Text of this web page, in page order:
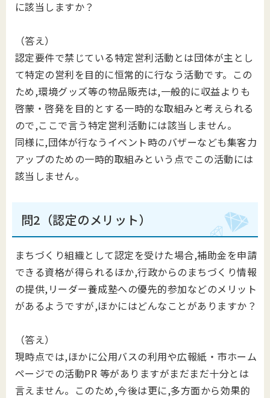
に該当しますか？
（答え）
認定要件で禁じている特定営利活動とは団体が主とし
て特定の営利を目的に恒常的に行なう活動です。この
ため,環境グッズ等の物品販売は,一般的に収益よりも
啓蒙・啓発を目的とする一時的な取組みと考えられる
ので,ここで言う特定営利活動には該当しません。
同様に,団体が行なうイベント時のバザーなども集客力
アップのための一時的取組みという点でこの活動には
該当しません。
問2（認定のメリット）
まちづくり組織として認定を受けた場合,補助金を申請
できる資格が得られるほか,行政からのまちづくり情報
の提供,リーダー養成塾への優先的参加などのメリット
があるようですが,ほかにはどんなことがありますか？
（答え）
現時点では,ほかに公用バスの利用や広報紙・市ホーム
ページでの活動PR 等がありますがまだまだ十分とは
言えません。このため,今後は更に,多方面から効果的